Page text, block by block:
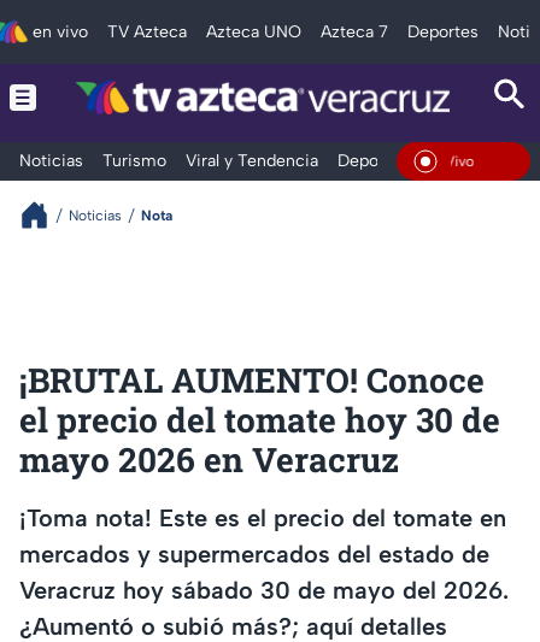
en vivo TV Azteca Azteca UNO Azteca 7 Deportes
Noticias Turismo Viral y Tendencia Deportes Espectáculos
En Vivo
Noticias Nota
¡BRUTAL AUMENTO! Conoce
el precio del tomate hoy 30 de
mayo 2026 en Veracruz
¡Toma nota! Este es el precio del tomate en
mercados y supermercados del estado de
Veracruz hoy sábado 30 de mayo del 2026.
¿Aumentó o subió más?; aquí detalles